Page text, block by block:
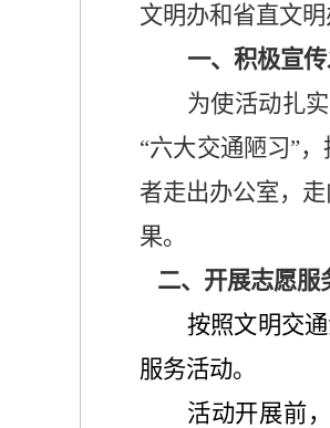
文明办和省直文
一、积极宣
为使活动扎
“六大交通陋习”
者走出办公室，
果。
二、开展志愿服
按照文明交通
服务活动。
活动开展前